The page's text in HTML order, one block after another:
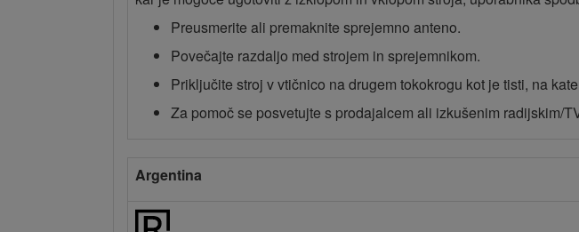
Preusmerite ali premaknite sprejemno anteno.
Povečajte razdaljo med strojem in sprejemnikom.
Priključite stroj v vtičnico na drugem tokokrogu kot je tisti, na
Za pomoč se posvetujte s prodajalcem ali izkušenim radijskim/
Argentina